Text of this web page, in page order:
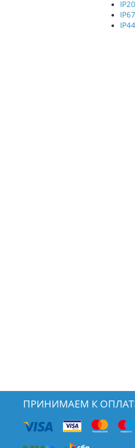
IP20
IP67
IP44
ПРИНИМАЕМ К